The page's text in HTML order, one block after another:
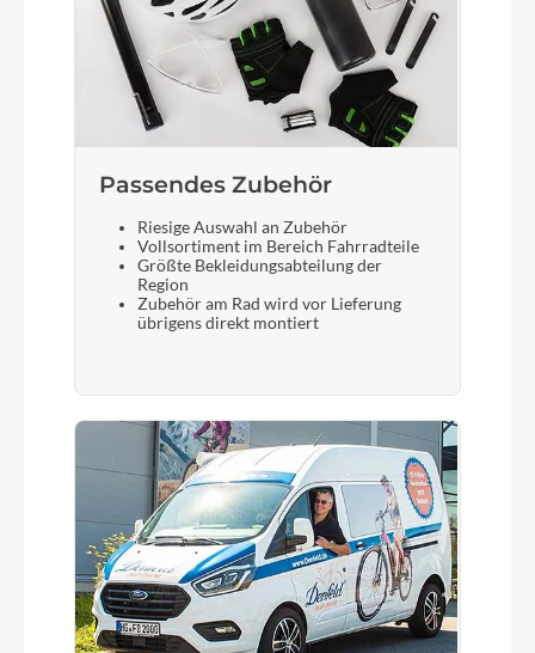
Passendes Zubehör
Riesige Auswahl an Zubehör
Vollsortiment im Bereich Fahrradteile
Größte Bekleidungsabteilung der
Region
Zubehör am Rad wird vor Lieferung
übrigens direkt montiert